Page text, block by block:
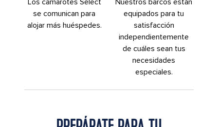
Los camarotes Select
se comunican para
alojar más huéspedes.
Nuestros barcos están
equipados para tu
satisfacción
independientemente
de cuáles sean tus
necesidades
especiales.